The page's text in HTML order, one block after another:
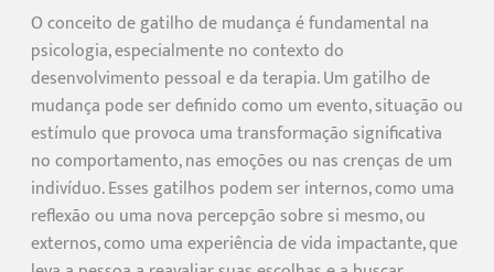
O conceito de gatilho de mudança é fundamental na
psicologia, especialmente no contexto do
desenvolvimento pessoal e da terapia. Um gatilho de
mudança pode ser definido como um evento, situação ou
estímulo que provoca uma transformação significativa
no comportamento, nas emoções ou nas crenças de um
indivíduo. Esses gatilhos podem ser internos, como uma
reflexão ou uma nova percepção sobre si mesmo, ou
externos, como uma experiência de vida impactante, que